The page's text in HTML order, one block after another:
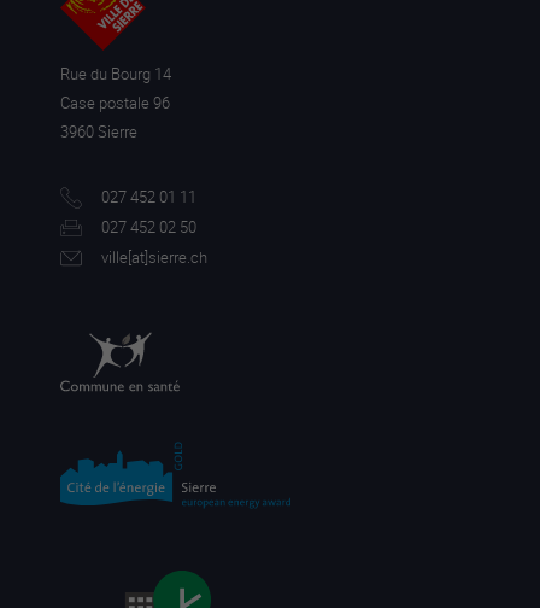
Rue du Bourg 14
Case postale 96
3960 Sierre
027 452 01 11
027 452 02 50
ville[at]sierre.ch